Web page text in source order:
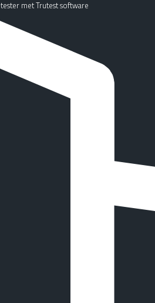
met Trutest software